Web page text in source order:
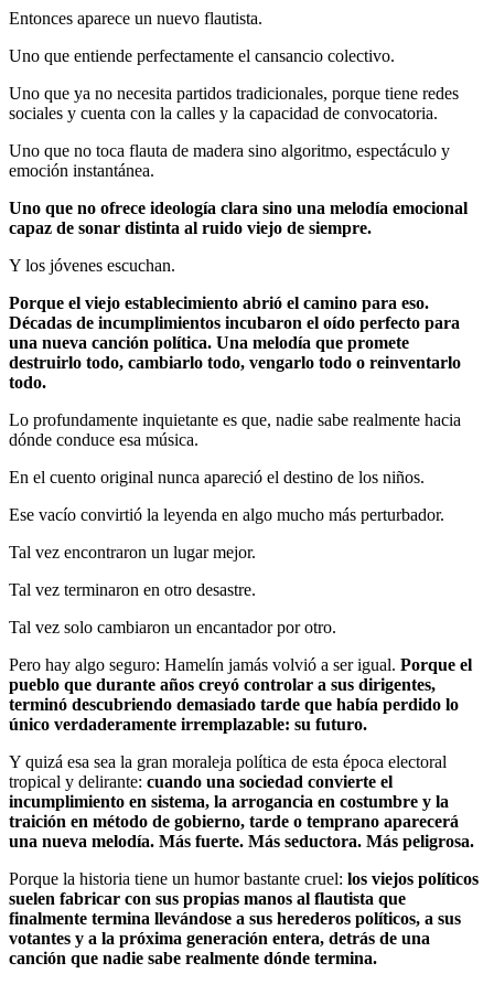
Entonces aparece un nuevo flautista.
Uno que entiende perfectamente el cansancio colectivo.
Uno que ya no necesita partidos tradicionales, porque tiene redes
sociales y cuenta con la calles y la capacidad de convocatoria.
Uno que no toca flauta de madera sino algoritmo, espectáculo y
emoción instantánea.
Uno que no ofrece ideología clara sino una melodía emocional
capaz de sonar distinta al ruido viejo de siempre.
Y los jóvenes escuchan.
Porque el viejo establecimiento abrió el camino para eso.
Décadas de incumplimientos incubaron el oído perfecto para
una nueva canción política. Una melodía que promete
destruirlo todo, cambiarlo todo, vengarlo todo o reinventarlo
todo.
Lo profundamente inquietante es que, nadie sabe realmente hacia
dónde conduce esa música.
En el cuento original nunca apareció el destino de los niños.
Ese vacío convirtió la leyenda en algo mucho más perturbador.
Tal vez encontraron un lugar mejor.
Tal vez terminaron en otro desastre.
Tal vez solo cambiaron un encantador por otro.
Pero hay algo seguro: Hamelín jamás volvió a ser igual. Porque el
pueblo que durante años creyó controlar a sus dirigentes,
terminó descubriendo demasiado tarde que había perdido lo
único verdaderamente irremplazable: su futuro.
Y quizá esa sea la gran moraleja política de esta época electoral
tropical y delirante: cuando una sociedad convierte el
incumplimiento en sistema, la arrogancia en costumbre y la
traición en método de gobierno, tarde o temprano aparecerá
una nueva melodía. Más fuerte. Más seductora. Más peligrosa.
Porque la historia tiene un humor bastante cruel: los viejos políticos
suelen fabricar con sus propias manos al flautista que
finalmente termina llevándose a sus herederos políticos, a sus
votantes y a la próxima generación entera, detrás de una
canción que nadie sabe realmente dónde termina.